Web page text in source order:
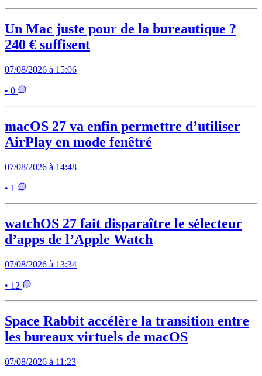
Un Mac juste pour de la bureautique ?
240 € suffisent
07/08/2026 à 15:06
• 0
macOS 27 va enfin permettre d’utiliser
AirPlay en mode fenêtré
07/08/2026 à 14:48
• 1
watchOS 27 fait disparaître le sélecteur
d’apps de l’Apple Watch
07/08/2026 à 13:34
• 12
Space Rabbit accélère la transition entre
les bureaux virtuels de macOS
07/08/2026 à 11:23